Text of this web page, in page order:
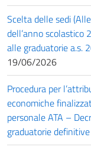
Scelta delle sedi
dell’anno
alle graduatorie a.s.
19/06/2026
Procedura per
economiche
personale ATA –
graduatorie